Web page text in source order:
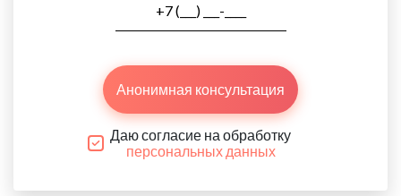
Анонимная консультация
Даю согласие на обработку
персональных данных